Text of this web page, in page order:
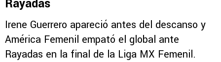
Rayadas
Irene Guerrero apareció antes del descanso y
América Femenil empató el global ante
Rayadas en la final de la Liga MX Femenil.